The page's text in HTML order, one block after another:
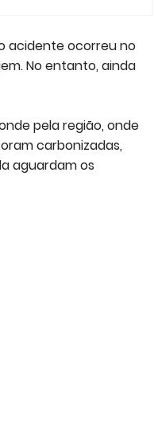
acidente ocorreu no
No entanto, ainda
pela região, onde
carbonizadas,
aguardam os